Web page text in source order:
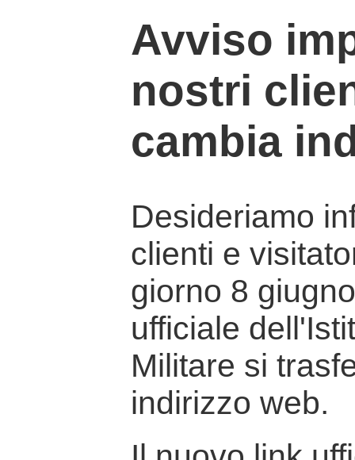
Avviso
nostri
cambia
Desideriamo
clienti e
giorno 8
ufficiale
Militare si
indirizzo web.